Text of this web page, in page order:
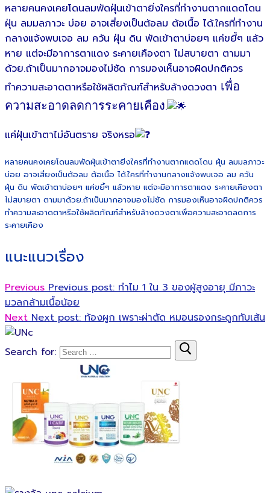
หลายคนคงเคยโดนลมพัดฝุ่นเข้าตายิ่งใครที่ทำงานตากแดดโดน
ฝุ่น ลมมลภาวะ บ่อย อาจเสี่ยงเป็นต้อลม ต้อเนื้อ ได้.ใครที่ทำงาน
กลางแจ้งพบเจอ ลม ควัน ฝุ่น ดิน พัดเข้าตาบ่อยๆ แค่ขยี้ๆ แล้ว
หาย แต่จะมีอาการตาแดง ระคายเคืองตา ไม่สบายตา ตามมา
ด้วย.ถ้าเป็นมากอาจมองไม่ชัด การมองเห็นอาจผิดปกติควร
ทำความสะอาดตาหรือใช้ผลิตภัณฑ์สำหรับล้างดวงตา เพื่อ
ความสะอาดลดการระคายเคือง.
แค่ฝุ่นเข้าตาไม่อันตราย จริงหรอ
หลายคนคงเคยโดนลมพัดฝุ่นเข้าตายิ่งใครที่ทำงานตากแดดโดน ฝุ่น ลมมลภาวะ
บ่อย อาจเสี่ยงเป็นต้อลม ต้อเนื้อ ได้.ใครที่ทำงานกลางแจ้งพบเจอ ลม ควัน
ฝุ่น ดิน พัดเข้าตาบ่อยๆ แค่ขยี้ๆ แล้วหาย แต่จะมีอาการตาแดง ระคายเคืองตา
ไม่สบายตา ตามมาด้วย.ถ้าเป็นมากอาจมองไม่ชัด การมองเห็นอาจผิดปกติควร
ทำความสะอาดตาหรือใช้ผลิตภัณฑ์สำหรับล้างดวงตาเพื่อความสะอาดลดการ
ระคายเคือง
แนะแนวเรื่อง
Previous Previous post: ทำไม 1 ใน 3 ของผู้สูงอายุ มีภาวะ
มวลกล้ามเนื้อน้อย
Next Next post: ท้องผูก เพราะผ่าตัด หมอนรองกระดูกทับเส้น
Search for: